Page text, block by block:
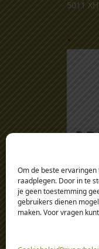
Om de beste
raadplegen. Door in te
je geen toestemming
gebruikers dienen
maken. Voor vragen
5011
.